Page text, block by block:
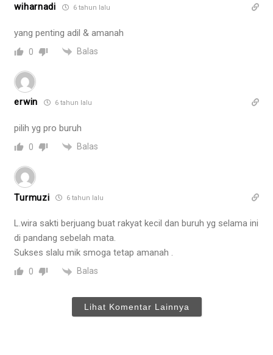
wiharnadi 6 tahun lalu
yang penting adil & amanah
0 Balas
erwin 6 tahun lalu
pilih yg pro buruh
0 Balas
Turmuzi 6 tahun lalu
L.wira sakti berjuang buat rakyat kecil dan buruh yg selama ini
di pandang sebelah mata.
Sukses slalu mik smoga tetap amanah .
0 Balas
Lihat Komentar Lainnya